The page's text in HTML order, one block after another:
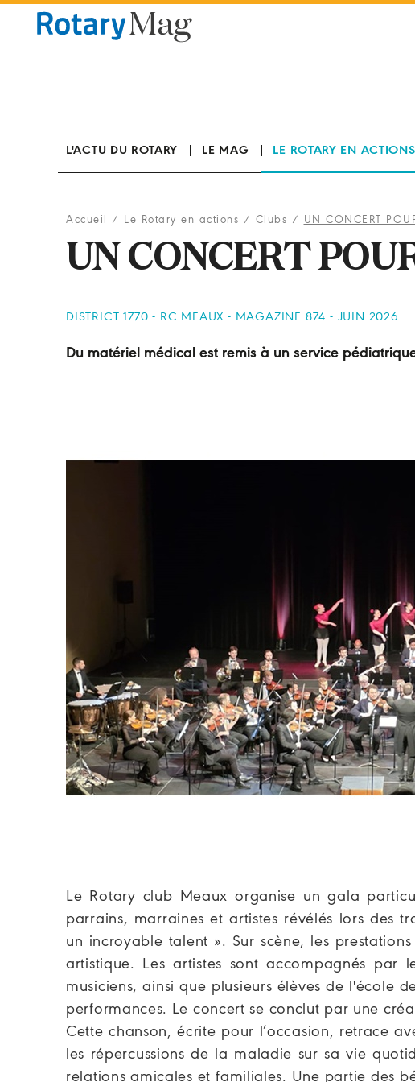
L'ACTU DU ROTARY LE MAG LE ROTARY EN ACTIONS
Accueil / Le Rotary en actions / Clubs / UN CONCERT
UN CONCERT
DISTRICT 1770 - RC MEAUX - MAGAZINE 874 - JUIN 2026
Du matériel médical est remis à un service
Le Rotary club Meaux organise un gala
parrains, marraines et artistes révélés lors des
un incroyable talent ». Sur scène, les
artistique. Les artistes sont accompagnés par
musiciens, ainsi que plusieurs élèves de l'école
performances. Le concert se conclut par une
Cette chanson, écrite pour l’occasion, retrace
les répercussions de la maladie sur sa vie
relations amicales et familiales. Une partie des
Panneau de gestion des cookies